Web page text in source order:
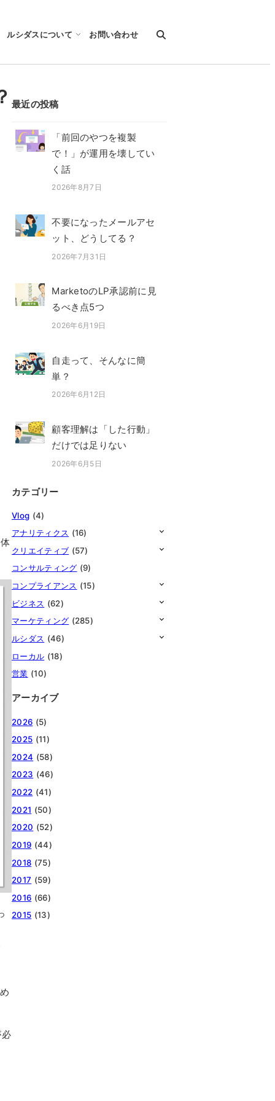
ルシダスについて お問い合わせ
最近の投稿
「前回のやつを複製
で！」が運用を壊してい
く話
投稿日
2026年8月7日
不要になったメールアセ
ット、どうしてる？
投稿日
2026年7月31日
MarketoのLP承認前に見
るべき点5つ
投稿日
2026年6月19日
自走って、そんなに簡
単？
投稿日
2026年6月12日
顧客理解は「した行動」
だけでは足りない
投稿日
2026年6月5日
カテゴリー
Vlog (4)
アナリティクス (16)
クリエイティブ (57)
コンサルティング (9)
コンプライアンス (15)
ビジネス (62)
マーケティング (285)
ルシダス (46)
ローカル (18)
営業 (10)
アーカイブ
2026 (5)
2025 (11)
2024 (58)
2023 (46)
2022 (41)
2021 (50)
2020 (52)
2019 (44)
2018 (75)
2017 (59)
2016 (66)
2015 (13)